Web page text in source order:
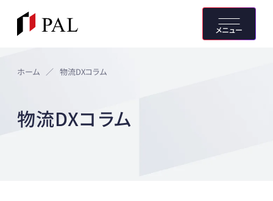
メニュー
ホーム ／ 物流DXコラム
物流DXコラム